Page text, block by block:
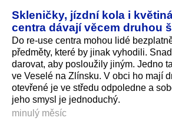
Skleničky, jízdní kola i
centra dávají věcem druhou
Do re-use centra mohou lidé
předměty, které by jinak vyhodili.
darovat, aby posloužily jiným. Jedno
ve Veselé na Zlínsku. V obci ho mají
otevřené je ve středu odpoledne a
jeho smysl je jednoduchý.
minulý měsíc